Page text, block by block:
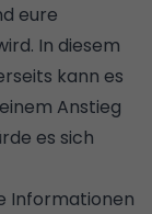
eure
In diesem
kann es
Anstieg
es sich
Informationen